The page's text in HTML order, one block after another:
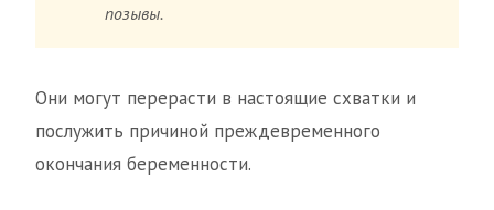
позывы.
Они могут перерасти в настоящие схватки и
послужить причиной преждевременного
окончания беременности.